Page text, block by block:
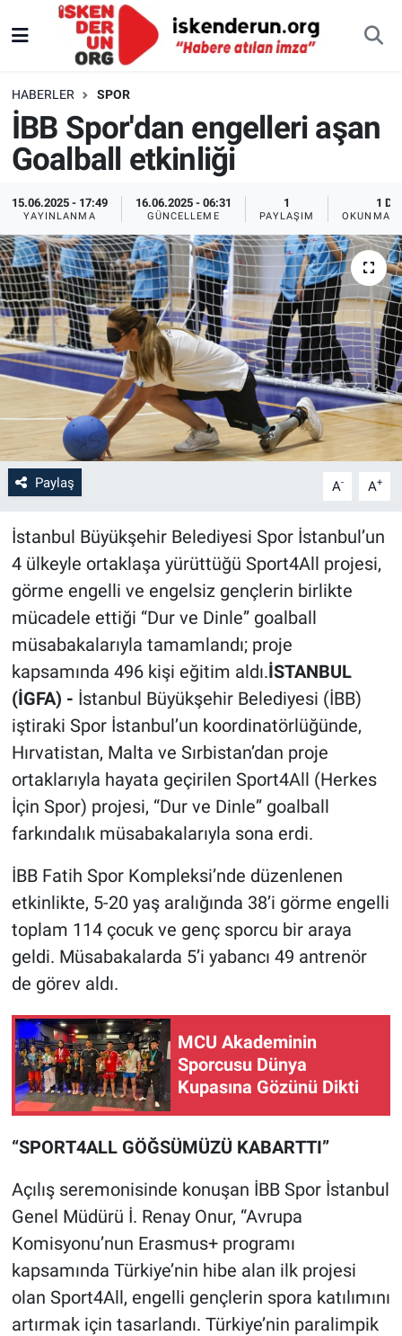
HABERLER SPOR
İBB Spor'dan engelleri aşan
Goalball etkinliği
15.06.2025 - 17:49
YAYINLANMA
16.06.2025 - 06:31
GÜNCELLEME
1
PAYLAŞIM
1 DK
OKUNMA
Paylaş A- A+
İstanbul Büyükşehir Belediyesi Spor İstanbul’un
4 ülkeyle ortaklaşa yürüttüğü Sport4All projesi,
görme engelli ve engelsiz gençlerin birlikte
mücadele ettiği “Dur ve Dinle” goalball
müsabakalarıyla tamamlandı; proje
kapsamında 496 kişi eğitim aldı.İSTANBUL
(İGFA) - İstanbul Büyükşehir Belediyesi (İBB)
iştiraki Spor İstanbul’un koordinatörlüğünde,
Hırvatistan, Malta ve Sırbistan’dan proje
ortaklarıyla hayata geçirilen Sport4All (Herkes
İçin Spor) projesi, “Dur ve Dinle” goalball
farkındalık müsabakalarıyla sona erdi.
İBB Fatih Spor Kompleksi’nde düzenlenen
etkinlikte, 5-20 yaş aralığında 38’i görme engelli
toplam 114 çocuk ve genç sporcu bir araya
geldi. Müsabakalarda 5’i yabancı 49 antrenör
de görev aldı.
MCU Akademinin
Sporcusu Dünya
Kupasına Gözünü Dikti
“SPORT4ALL GÖĞSÜMÜZÜ KABARTTI”
Açılış seremonisinde konuşan İBB Spor İstanbul
Genel Müdürü İ. Renay Onur, “Avrupa
Komisyonu’nun Erasmus+ programı
kapsamında Türkiye’nin hibe alan ilk projesi
olan Sport4All, engelli gençlerin spora katılımını
artırmak için tasarlandı. Türkiye’nin paralimpik